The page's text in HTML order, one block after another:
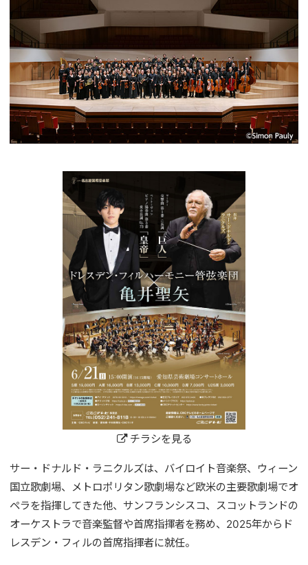
チラシを見る
サー・ドナルド・ラニクルズは、バイロイト音楽祭、ウィーン
国立歌劇場、メトロポリタン歌劇場など欧米の主要歌劇場でオ
ペラを指揮してきた他、サンフランシスコ、スコットランドの
オーケストラで音楽監督や首席指揮者を務め、2025年からド
レスデン・フィルの首席指揮者に就任。